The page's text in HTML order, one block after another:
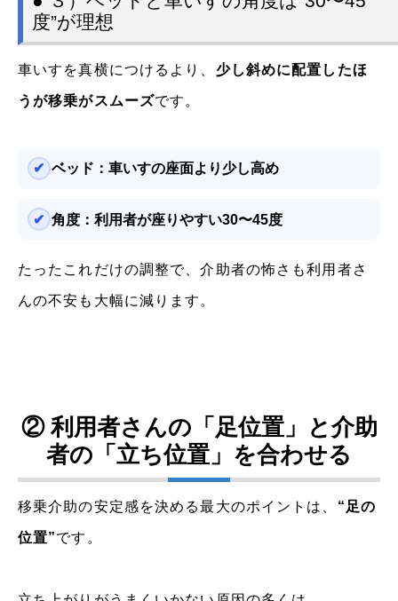
度”が理想
車いすを真横につけるより、 少し斜めに配置したほ
うが移乗がスムーズです。
ベッド：車いすの座面より少し高め
角度：利用者が座りやすい30〜45度
たったこれだけの調整で、介助者の怖さも利用者さ
んの不安も大幅に減ります。
② 利用者さんの「足位置」と介助
者の「立ち位置」を合わせる
移乗介助の安定感を決める最大のポイントは、 “足の
位置”です。